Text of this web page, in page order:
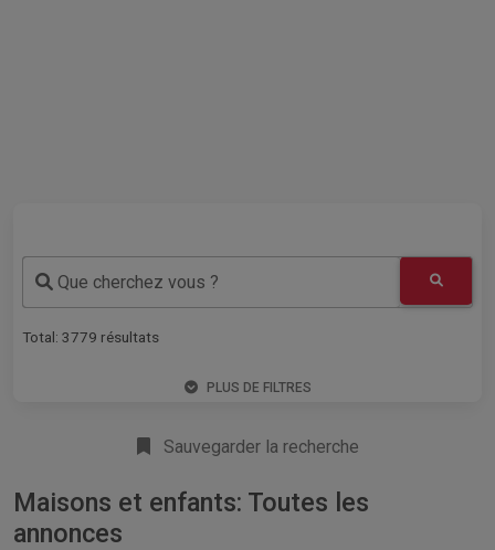
Que cherchez vous ?
Total: 3779 résultats
PLUS DE FILTRES
Sauvegarder la recherche
Maisons et enfants: Toutes les
annonces